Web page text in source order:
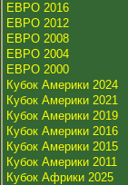
ЕВРО 2016
ЕВРО 2012
ЕВРО 2008
ЕВРО 2004
ЕВРО 2000
Кубок Америки 2024
Кубок Америки 2021
Кубок Америки 2019
Кубок Америки 2016
Кубок Америки 2015
Кубок Америки 2011
Кубок Африки 2025